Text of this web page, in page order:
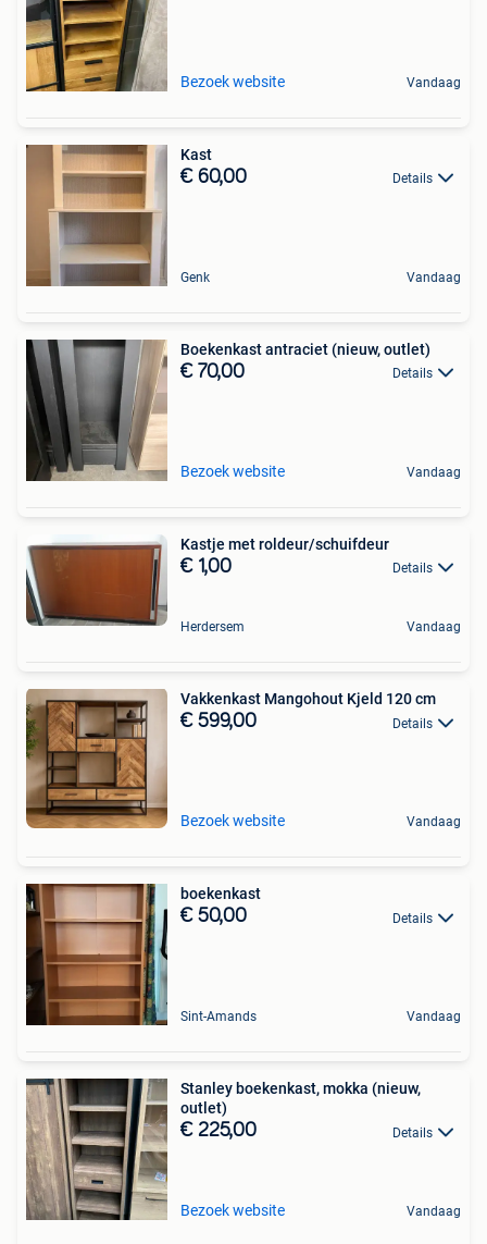
Bezoek website Vandaag
Kast
€ 60,00 Details
Genk Vandaag
Boekenkast antraciet (nieuw, outlet)
€ 70,00 Details
Bezoek website Vandaag
Kastje met roldeur/schuifdeur
€ 1,00 Details
Herdersem Vandaag
Vakkenkast Mangohout Kjeld 120 cm
€ 599,00 Details
Bezoek website Vandaag
boekenkast
€ 50,00 Details
Sint-Amands Vandaag
Stanley boekenkast, mokka (nieuw,
outlet)
€ 225,00 Details
Bezoek website Vandaag